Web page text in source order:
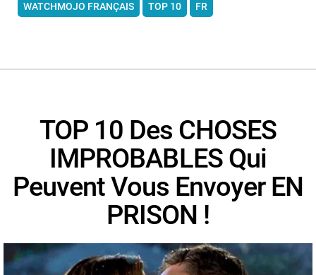
WATCHMOJO FRANÇAIS TOP 10 FR
TOP 10 Des CHOSES
IMPROBABLES Qui
Peuvent Vous Envoyer EN
PRISON !